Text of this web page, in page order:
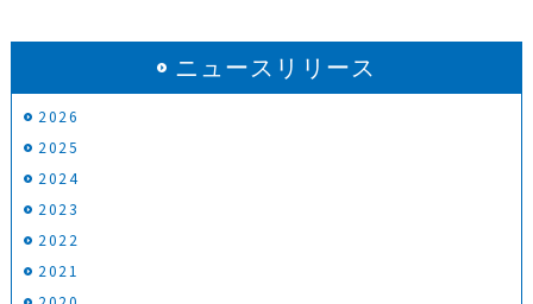
ニュースリリース
2026
2025
2024
2023
2022
2021